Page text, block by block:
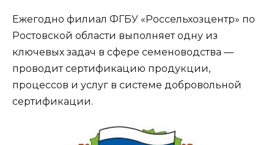
Ежегодно филиал ФГБУ «Россельхозцентр» по
Ростовской области выполняет одну из
ключевых задач в сфере семеноводства —
проводит сертификацию продукции,
процессов и услуг в системе добровольной
сертификации.